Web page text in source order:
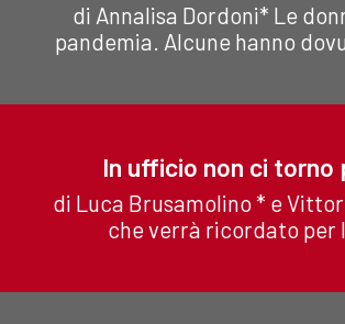
di Annalisa Dordoni* Le
pandemia. Alcune hanno
In ufficio non ci torno
di Luca Brusamolino * e
che verrà ricordato per